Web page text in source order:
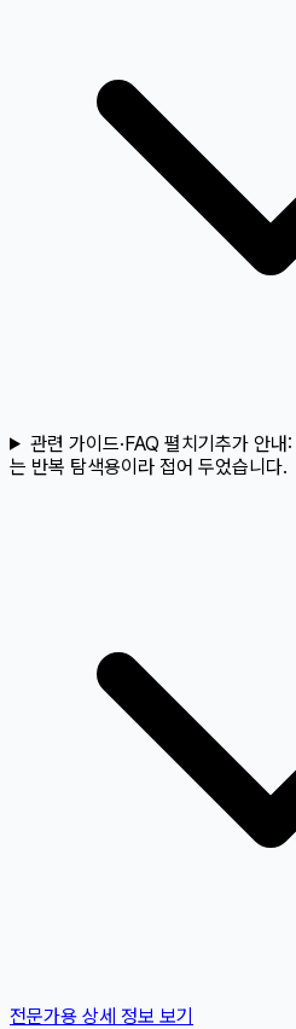
관련 가이드·FAQ 펼치기추가 안내:
는 반복 탐색용이라 접어 두었습니다.
전문가용 상세 정보 보기